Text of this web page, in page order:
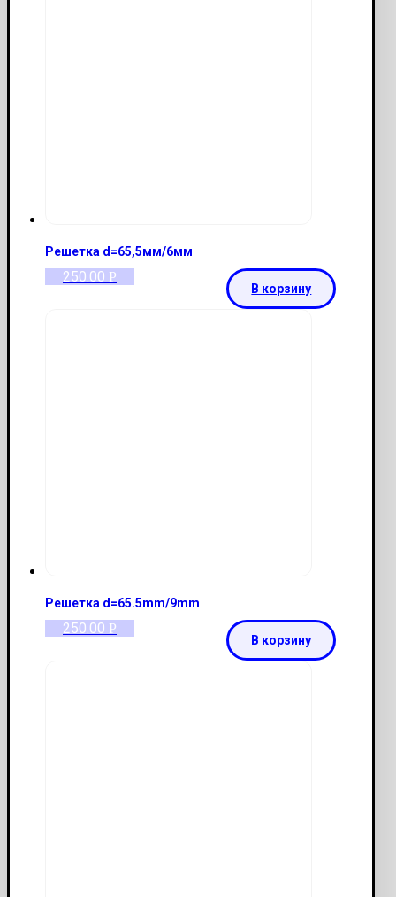
Решетка d=65,5мм/6мм
250.00 Р
В корзину
Решетка d=65.5mm/9mm
250.00 Р
В корзину